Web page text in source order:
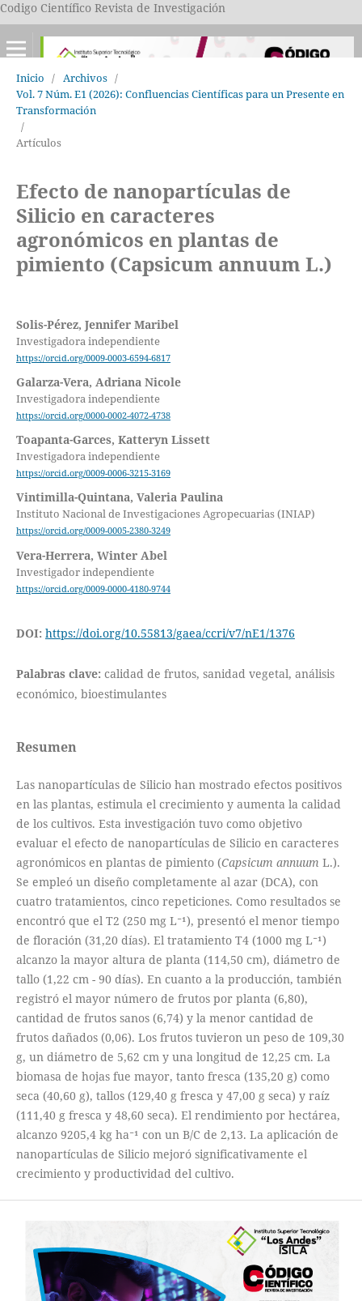
Codigo Científico Revista de Investigación
Inicio / Archivos /
Vol. 7 Núm. E1 (2026): Confluencias Científicas para un Presente en
Transformación
/
Artículos
Efecto de nanopartículas de
Silicio en caracteres
agronómicos en plantas de
pimiento (Capsicum annuum L.)
Solis-Pérez, Jennifer Maribel
Investigadora independiente
https://orcid.org/0009-0003-6594-6817
Galarza-Vera, Adriana Nicole
Investigadora independiente
https://orcid.org/0000-0002-4072-4738
Toapanta-Garces, Katteryn Lissett
Investigadora independiente
https://orcid.org/0009-0006-3215-3169
Vintimilla-Quintana, Valeria Paulina
Instituto Nacional de Investigaciones Agropecuarias (INIAP)
https://orcid.org/0009-0005-2380-3249
Vera-Herrera, Winter Abel
Investigador independiente
https://orcid.org/0009-0000-4180-9744
DOI: https://doi.org/10.55813/gaea/ccri/v7/nE1/1376
Palabras clave: calidad de frutos, sanidad vegetal, análisis
económico, bioestimulantes
Resumen
Las nanopartículas de Silicio han mostrado efectos positivos
en las plantas, estimula el crecimiento y aumenta la calidad
de los cultivos. Esta investigación tuvo como objetivo
evaluar el efecto de nanopartículas de Silicio en caracteres
agronómicos en plantas de pimiento (Capsicum annuum L.).
Se empleó un diseño completamente al azar (DCA), con
cuatro tratamientos, cinco repeticiones. Como resultados se
encontró que el T2 (250 mg L⁻¹), presentó el menor tiempo
de floración (31,20 días). El tratamiento T4 (1000 mg L⁻¹)
alcanzo la mayor altura de planta (114,50 cm), diámetro de
tallo (1,22 cm - 90 días). En cuanto a la producción, también
registró el mayor número de frutos por planta (6,80),
cantidad de frutos sanos (6,74) y la menor cantidad de
frutos dañados (0,06). Los frutos tuvieron un peso de 109,30
g, un diámetro de 5,62 cm y una longitud de 12,25 cm. La
biomasa de hojas fue mayor, tanto fresca (135,20 g) como
seca (40,60 g), tallos (129,40 g fresca y 47,00 g seca) y raíz
(111,40 g fresca y 48,60 seca). El rendimiento por hectárea,
alcanzo 9205,4 kg ha⁻¹ con un B/C de 2,13. La aplicación de
nanopartículas de Silicio mejoró significativamente el
crecimiento y productividad del cultivo.